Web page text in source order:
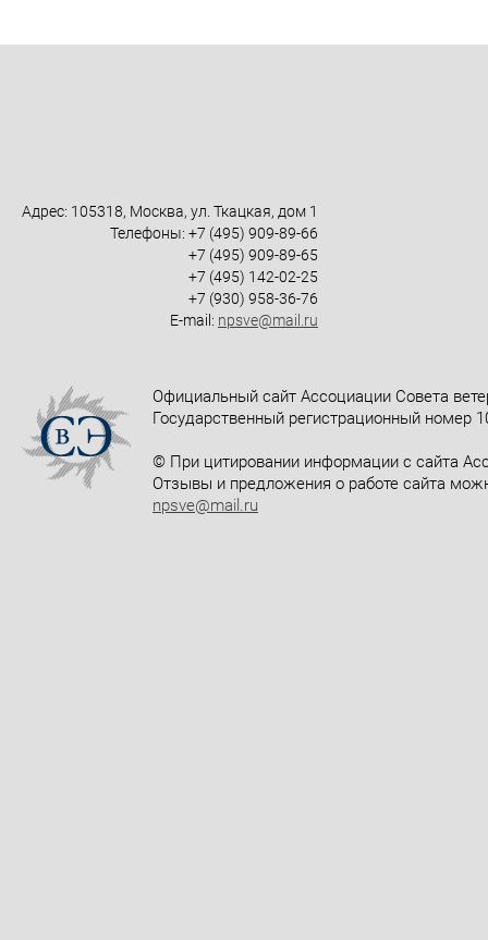
Официальный сайт Ассоциации Совета
Государственный регистрационный номер
© При цитировании информации с сайта
Отзывы и предложения о работе сайта
npsve@mail.ru
Адрес: 105318, Москва, ул. Ткацкая, дом 1
Телефоны: +7 (495) 909-89-66
+7 (495) 909-89-65
+7 (495) 142-02-25
+7 (930) 958-36-76
E-mail: npsve@mail.ru